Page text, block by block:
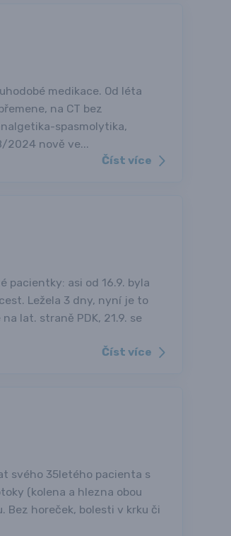
medikace. Od léta
na CT bez
spasmolytika,
2024 nově ve...
Číst více
pacientky: asi od 16.9. byla
Ležela 3 dny, nyní je to
lat. straně PDK, 21.9. se
Číst více
svého 35letého pacienta s
(kolena a hlezna obou
Bez horeček, bolesti v krku či